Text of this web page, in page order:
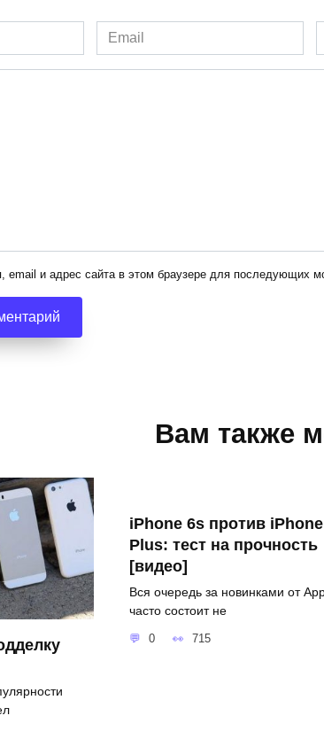
Email
*
email и адрес сайта в этом браузере для последующих
Вам также
iPhone 6s против
Plus: тест на прочность
[видео]
Вся очередь за новинками от
часто состоит не
0 715